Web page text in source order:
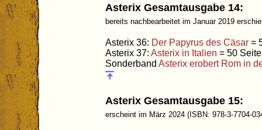
Asterix Gesamtausgabe 14:
bereits nachbearbeitet im Januar 2019
Asterix 36: Der Papyrus des Cäsar =
Asterix 37: Asterix in Italien = 50
Sonderband Asterix erobert Rom in
Asterix Gesamtausgabe 15:
erscheint im März 2024 (ISBN: 978-3-7704-